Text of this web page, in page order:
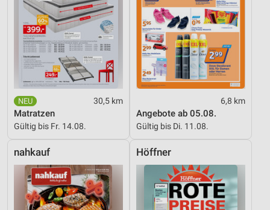
30,5 km
Matratzen
Gültig bis Fr. 14.08.
6,8 km
Angebote ab 05.08.
Gültig bis Di. 11.08.
nahkauf Höffner